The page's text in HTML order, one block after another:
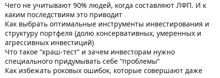
Чего не учитывают 90% людей, когда составляют ЛФП. И к
каким последствиям это приводит
Как выбрать оптимальные инструменты инвестирования и
структуру портфеля (долю консервативных, умеренных и
агрессивных инвестиций)
Что такое “краш-тест” и зачем инвесторам нужно
специального придумывать себе “проблемы”
Как избежать роковых ошибок, которые совершают даже